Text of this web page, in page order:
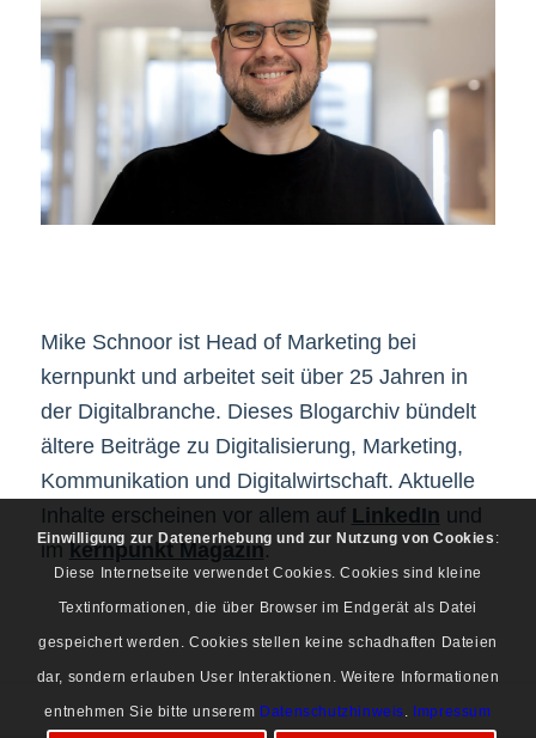
Mike Schnoor ist Head of Marketing bei
kernpunkt und arbeitet seit über 25 Jahren in
der Digitalbranche. Dieses Blogarchiv bündelt
ältere Beiträge zu Digitalisierung, Marketing,
Kommunikation und Digitalwirtschaft. Aktuelle
Inhalte erscheinen vor allem auf LinkedIn und
imkernpunkt Magazin.
Einwilligung zur Datenerhebung und zur Nutzung von Cookies :
Diese Internetseite verwendet Cookies. Cookies sind kleine
Textinformationen, die über Browser im Endgerät als Datei
gespeichert werden. Cookies stellen keine schadhaften Dateien
dar, sondern erlauben User Interaktionen. Weitere Informationen
entnehmen Sie bitte unserem Datenschutzhinweis. Impressum